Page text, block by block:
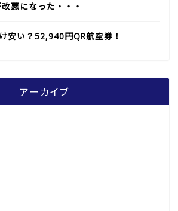
悪になった・・・
安い？52,940円QR航空券！
アーカイブ